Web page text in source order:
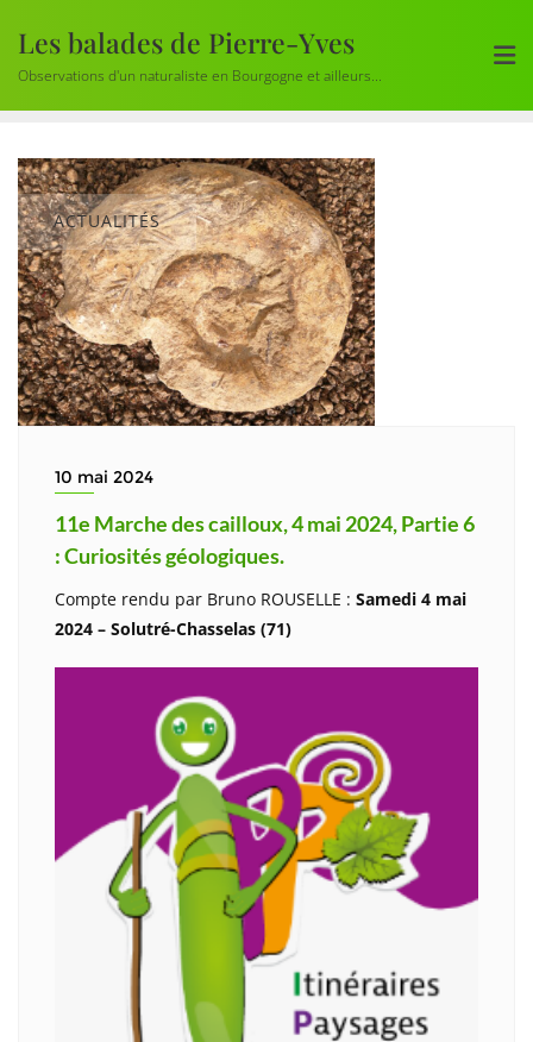
content
Les balades de Pierre-Yves
Observations d'un naturaliste en Bourgogne et ailleurs...
ACTUALITÉS
10 mai 2024
11e Marche des cailloux, 4 mai 2024, Partie 6
: Curiosités géologiques.
Compte rendu par Bruno ROUSELLE : Samedi 4 mai
2024 – Solutré-Chasselas (71)